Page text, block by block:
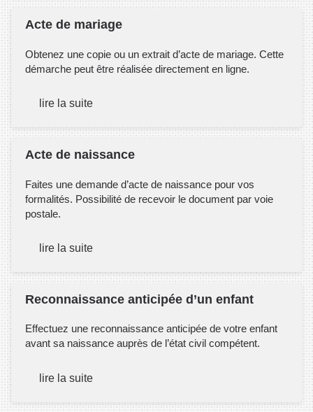
Acte de mariage
Obtenez une copie ou un extrait d’acte de mariage. Cette
démarche peut être réalisée directement en ligne.
lire la suite
Acte de naissance
Faites une demande d’acte de naissance pour vos
formalités. Possibilité de recevoir le document par voie
postale.
lire la suite
Reconnaissance anticipée d’un enfant
Effectuez une reconnaissance anticipée de votre enfant
avant sa naissance auprès de l’état civil compétent.
lire la suite